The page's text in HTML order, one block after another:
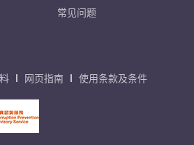
常见问题
网页指南 使用条款及条件